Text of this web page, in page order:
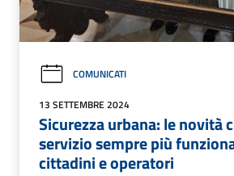
COMUNICATI
13 SETTEMBRE 2024
Sicurezza urbana: le novità
servizio sempre più
cittadini e operatori